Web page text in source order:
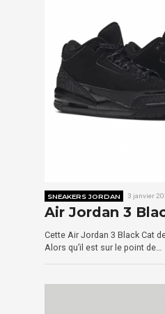
SNEAKERS JORDAN 3 janvier
Air Jordan 3
Cette Air Jordan 3 Black Cat
Alors qu’il est sur le point de…